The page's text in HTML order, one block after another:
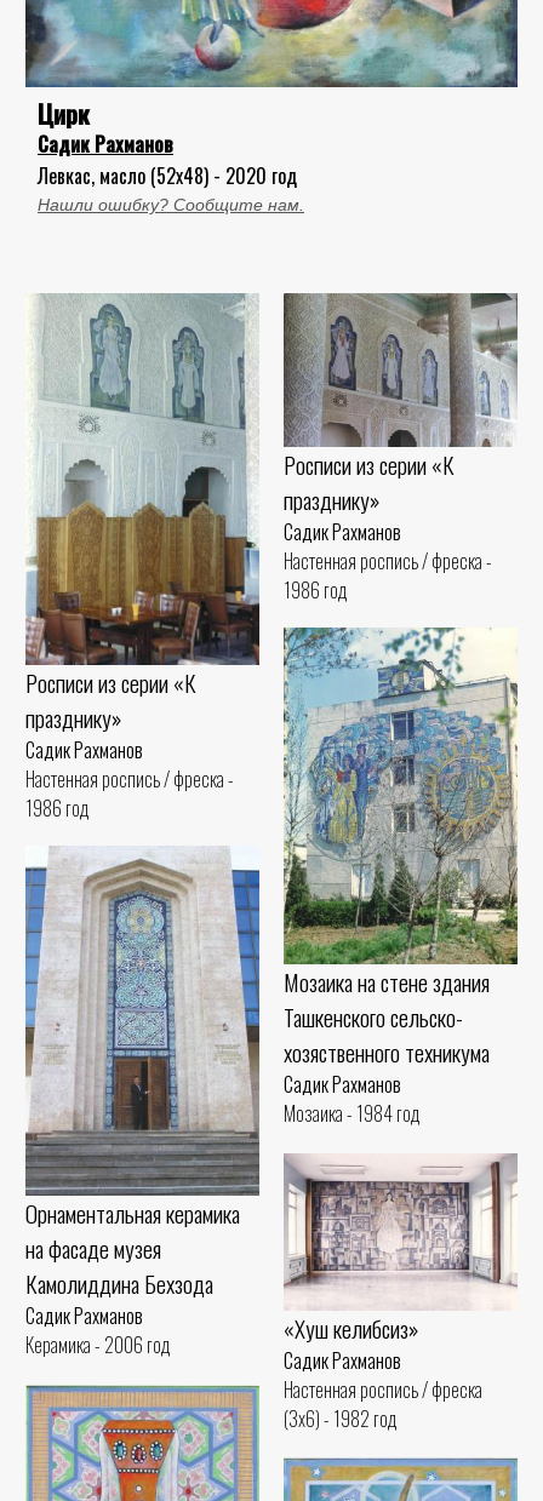
Цирк
Садик Рахманов
Левкас, масло (52x48) - 2020 год
Нашли ошибку? Сообщите нам.
Росписи из серии «К
празднику»
Садик Рахманов
Настенная роспись / фреска -
1986 год
Росписи из серии «К
празднику»
Садик Рахманов
Настенная роспись / фреска -
1986 год
Мозаика на стене здания
Ташкенского сельско-
хозяственного техникума
Садик Рахманов
Мозаика - 1984 год
Орнаментальная керамика
на фасаде музея
Камолиддина Бехзода
Садик Рахманов
Керамика - 2006 год
«Хуш келибсиз»
Садик Рахманов
Настенная роспись / фреска
(3x6) - 1982 год